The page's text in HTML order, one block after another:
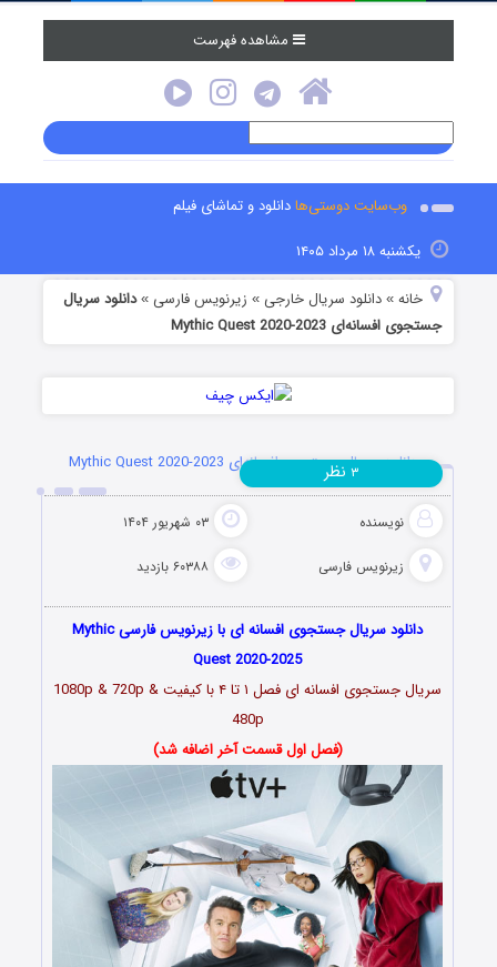
مشاهده فهرست
وب‌سایت دوستی‌هادانلود و تماشای فیلم
یکشنبه ۱۸ مرداد ۱۴۰۵
خانه »دانلود سریال خارجی » زیرنویس فارسی »دانلود سریال
جستجوی افسانه‌ای Mythic Quest 2020-2023
دانلود سریال جستجوی افسانه‌ای Mythic Quest 2020-2023
نویسنده ۰۳ شهریور ۱۴۰۴
زیرنویس فارسی ۶۰۳۸۸ بازدید
۳ نظر
دانلود سریال جستجوی افسانه ای با زیرنویس فارسی Mythic
Quest 2020-2025
سریال جستجوی افسانه ای فصل ۱ تا ۴ با کیفیت 1080p & 720p &
480p
(فصل اول قسمت آخر اضافه شد)